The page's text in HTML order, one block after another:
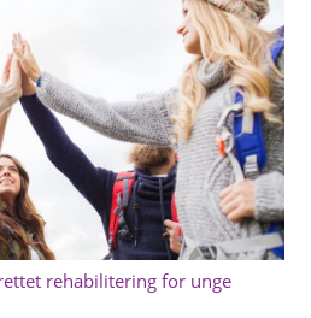
rehabilitering for unge